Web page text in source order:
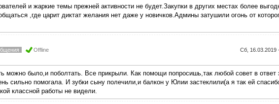
и жаркие темы прежней активности не будет.Закупки в других местах более
,где царит диктат желания нет даже у новичков.Админы затушили огонь от
Offline Сб, 16.03.2019
можно было,и поболтать. Все прикрыли. Как помощи попросишь,так любой совет в ответ
сильно помогала. И зубки сыну полечили,и балкон у Юлии застеклили(а я так ей
классной работы не видели.